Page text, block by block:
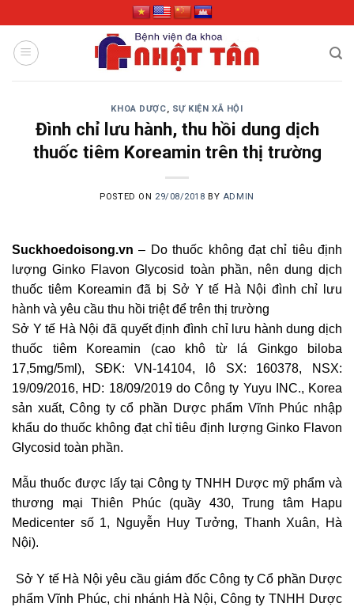
to
content
KHOA DƯỢC, SỰ KIỆN XÃ HỘI
Đình chỉ lưu hành, thu hồi dung dịch
thuốc tiêm Koreamin trên thị trường
POSTED ON 29/08/2018 BY ADMIN
Suckhoedoisong.vn – Do thuốc không đạt chỉ tiêu định
lượng Ginko Flavon Glycosid toàn phần, nên dung dịch
thuốc tiêm Koreamin đã bị Sở Y tế Hà Nội đình chỉ lưu
hành và yêu cầu thu hồi triệt để trên thị trường
Sở Y tế Hà Nội đã quyết định đình chỉ lưu hành dung dịch
thuốc tiêm Koreamin (cao khô từ lá Ginkgo biloba
17,5mg/5ml), SĐK: VN-14104, lô SX: 160378, NSX:
19/09/2016, HD: 18/09/2019 do Công ty Yuyu INC., Korea
sản xuất, Công ty cổ phần Dược phẩm Vĩnh Phúc nhập
khẩu do thuốc không đạt chỉ tiêu định lượng Ginko Flavon
Glycosid toàn phần.
Mẫu thuốc được lấy tại Công ty TNHH Dược mỹ phẩm và
thương mại Thiên Phúc (quầy 430, Trung tâm Hapu
Medicenter số 1, Nguyễn Huy Tưởng, Thanh Xuân, Hà
Nội).
Sở Y tế Hà Nội yêu cầu giám đốc Công ty Cổ phần Dược
phẩm Vĩnh Phúc, chi nhánh Hà Nội, Công ty TNHH Dược